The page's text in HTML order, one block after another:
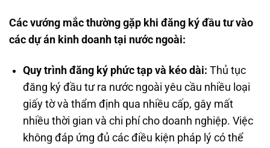
Các vướng mắc thường gặp khi đăng ký đầu tư vào
các dự án kinh doanh tại nước ngoài:
Quy trình đăng ký phức tạp và kéo dài: Thủ tục
đăng ký đầu tư ra nước ngoài yêu cầu nhiều loại
giấy tờ và thẩm định qua nhiều cấp, gây mất
nhiều thời gian và chi phí cho doanh nghiệp. Việc
không đáp ứng đủ các điều kiện pháp lý có thể